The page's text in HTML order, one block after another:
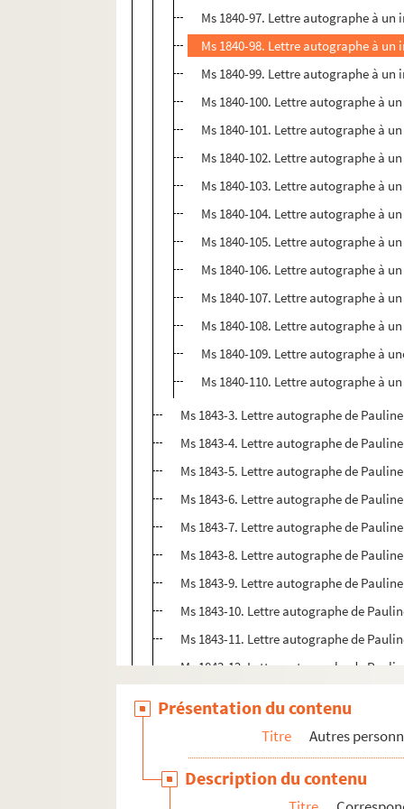
Ms 1840-97. Lettre autographe à
Ms 1840-98. Lettre autographe à
Ms 1840-99. Lettre autographe à un
Ms 1840-100. Lettre autographe à
Ms 1840-101. Lettre autographe à
Ms 1840-102. Lettre autographe à
Ms 1840-103. Lettre autographe à
Ms 1840-104. Lettre autographe à
Ms 1840-105. Lettre autographe à
Ms 1840-106. Lettre autographe à
Ms 1840-107. Lettre autographe à
Ms 1840-108. Lettre autographe à
Ms 1840-109. Lettre autographe à
Ms 1840-110. Lettre autographe à
Ms 1843-3. Lettre autographe de
Ms 1843-4. Lettre autographe de
Ms 1843-5. Lettre autographe de
Ms 1843-6. Lettre autographe de
Ms 1843-7. Lettre autographe de
Ms 1843-8. Lettre autographe de
Ms 1843-9. Lettre autographe de
Ms 1843-10. Lettre autographe de
Ms 1843-11. Lettre autographe de
Ms 1843-12. Lettre autographe de
Ms 1843-16. Lettre autographe de
Présentation du contenu
Titre Autres
Description du contenu